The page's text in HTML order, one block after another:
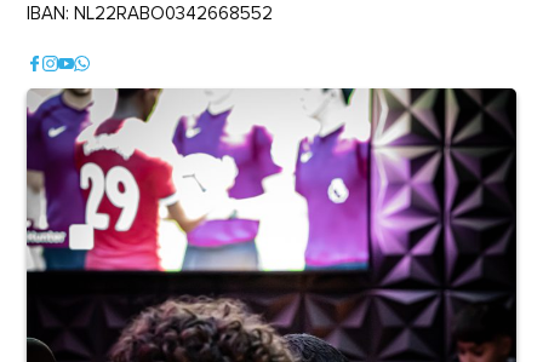
IBAN: NL22RABO0342668552